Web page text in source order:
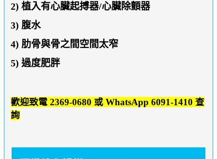
2) 植入有心臟起搏器/心臟除顫器
3) 腹水
4) 肋骨與骨之間空間太窄
5) 過度肥胖
歡迎致電 2369-0680 或 WhatsApp 6091-1410 查
詢